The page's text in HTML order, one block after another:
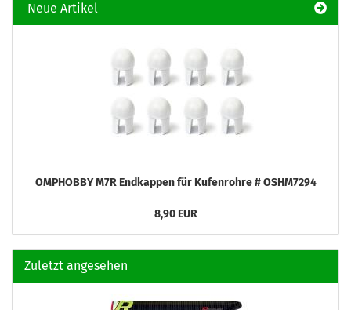
Neue Artikel
OMPHOBBY M7R Endkappen für Kufenrohre # OSHM7294
8,90 EUR
Zuletzt angesehen